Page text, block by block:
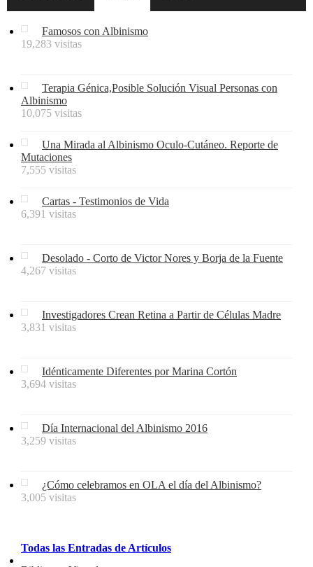
Famosos con Albinismo
19,283 visitas
Terapia Génica,Posible Solución Visual Personas con
Albinismo
10,075 visitas
Una Mirada al Albinismo Oculo-Cutáneo. Reporte de
Mutaciones
7,555 visitas
Cartas - Testimonios de Vida
6,391 visitas
Desolado - Corto de Victor Nores y Borja de la Fuente
4,267 visitas
Investigadores Crean Retina a Partir de Células Madre
3,831 visitas
Idénticamente Diferentes por Marina Cortón
3,694 visitas
Día Internacional del Albinismo 2016
3,259 visitas
¿Cómo celebramos en OLA el día del Albinismo?
3,005 visitas
Todas las Entradas de Artículos